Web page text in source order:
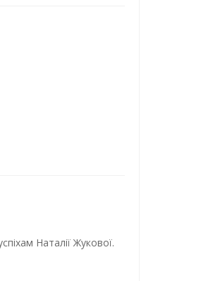
Наталії Жукової.